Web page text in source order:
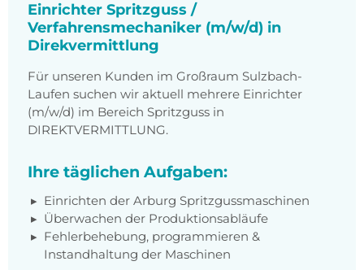
Einrichter Spritzguss /
Verfahrensmechaniker (m/w/d) in
Direkvermittlung
Für unseren Kunden im Großraum Sulzbach-
Laufen suchen wir aktuell mehrere Einrichter
(m/w/d) im Bereich Spritzguss in
DIREKTVERMITTLUNG.
Ihre täglichen Aufgaben:
Einrichten der Arburg Spritzgussmaschinen
Überwachen der Produktionsabläufe
Fehlerbehebung, programmieren &
Instandhaltung der Maschinen